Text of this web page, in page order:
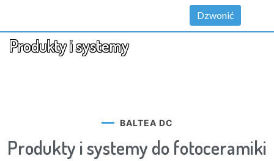
Dzwonić
Produkty i systemy
BALTEA DC
Produkty i systemy do fotoceramiki